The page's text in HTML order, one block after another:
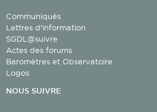
Communiqués
Lettres d'information
SGDL@suivre
Actes des forums
Baromètres et Observatoire
Logos
NOUS SUIVRE